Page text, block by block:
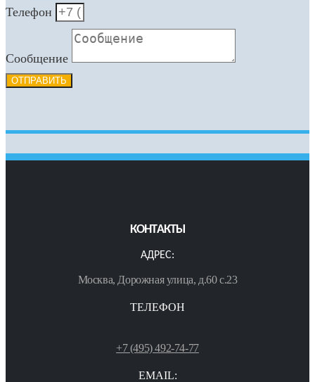
Телефон
Сообщение
ОТПРАВИТЬ
КОНТАКТЫ
АДРЕС:
Москва, Дорожная улица, д.60 с.23
ТЕЛЕФОН
+7 (495) 492-74-77
EMAIL: